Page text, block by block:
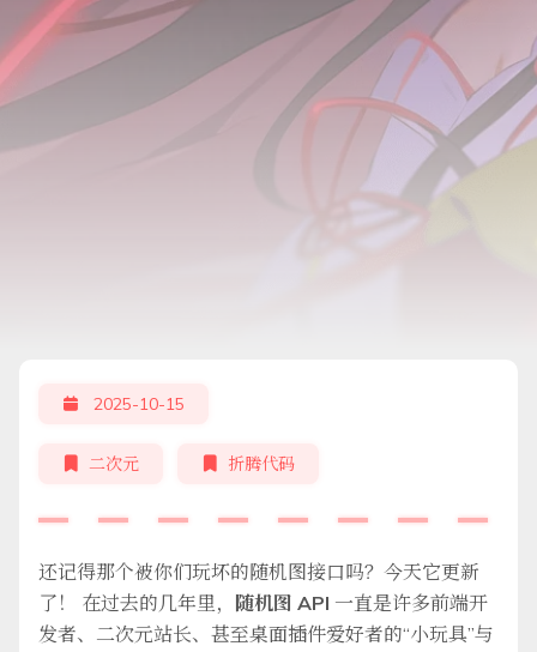
2025-10-15
二次元 折腾代码
还记得那个被你们玩坏的随机图接口吗？今天它更新
了！ 在过去的几年里，
随机图 API 一直是许多前端开
发者、二次元站长、甚至桌面插件爱好者的“小玩具”与